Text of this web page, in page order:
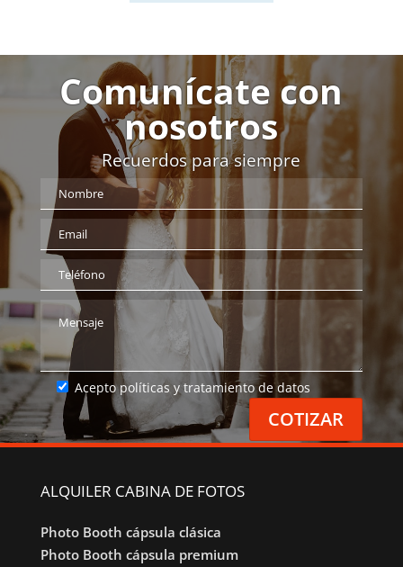
Comunícate con
nosotros
Recuerdos para siempre
Acepto políticas y tratamiento de datos
ALQUILER CABINA DE FOTOS
Photo Booth cápsula clásica
Photo Booth cápsula premium